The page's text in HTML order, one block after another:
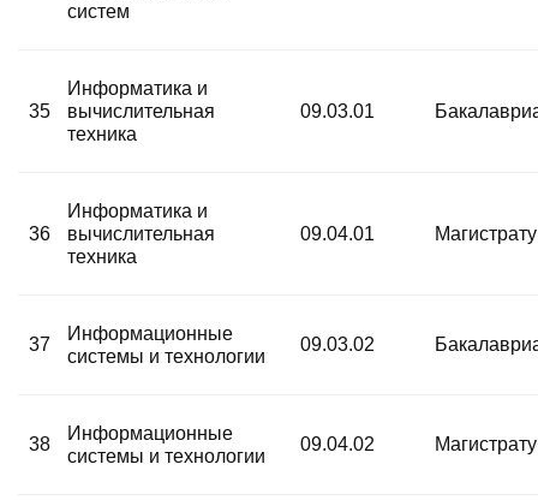
систем
35
Информатика и
вычислительная
техника
09.03.01
36
Информатика и
вычислительная
техника
09.04.01
37
Информационные
системы и технологии
09.03.02
38
Информационные
системы и технологии
09.04.02